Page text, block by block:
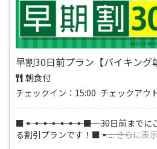
早割30日前プラン【バイキング
朝食付
チェックイン：15:00 チェックアウ
■―――▪―――▪―――▪―――▪―――▪―――▪―――▪―――■ 30日
る割引プランです！■―――▪―――...さらに表示